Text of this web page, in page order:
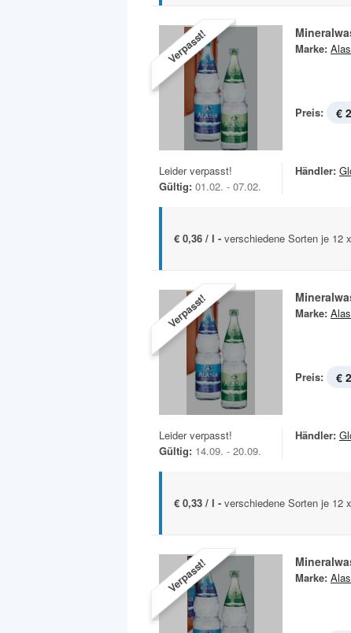
Verpasst! Marke:
Preis: €
Leider verpasst!
Gültig: 01.02. - 07.02.
Händler:
€ 0,36 / l - verschiedene Sorten je 12
Verpasst! Marke:
Preis: €
Leider verpasst!
Gültig: 14.09. - 20.09.
Händler:
€ 0,33 / l - verschiedene Sorten je 12
Verpasst! Marke: